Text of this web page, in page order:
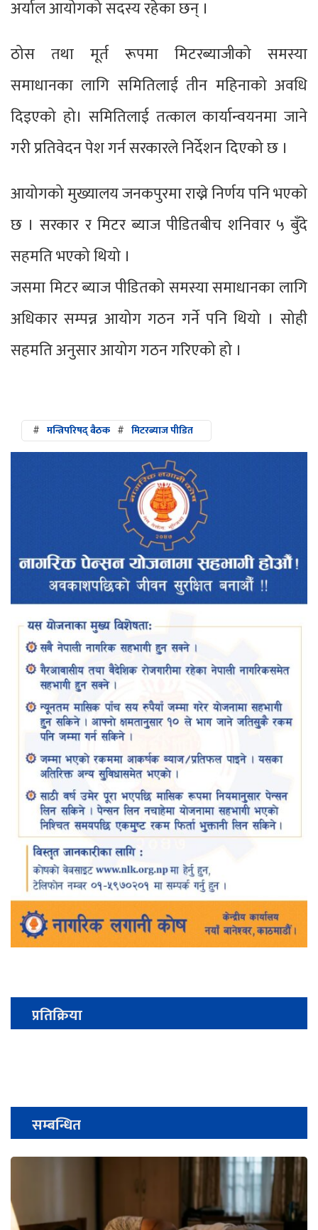
अर्याल आयोगको सदस्य रहेका छन् ।
ठोस तथा मूर्त रूपमा मिटरब्याजीको समस्या
समाधानका लागि समितिलाई तीन महिनाको अवधि
दिइएको हो। समितिलाई तत्काल कार्यान्वयनमा जाने
गरी प्रतिवेदन पेश गर्न सरकारले निर्देशन दिएको छ ।
आयोगको मुख्यालय जनकपुरमा राख्ने निर्णय पनि भएको
छ । सरकार र मिटर ब्याज पीडितबीच शनिवार ५ बुँदे
सहमति भएको थियो ।
जसमा मिटर ब्याज पीडितको समस्या समाधानका लागि
अधिकार सम्पन्न आयोग गठन गर्ने पनि थियो । सोही
सहमति अनुसार आयोग गठन गरिएको हो ।
# मन्त्रिपरिषद् बैठक # मिटरब्याज पीडित
प्रतिक्रिया
सम्बन्धित